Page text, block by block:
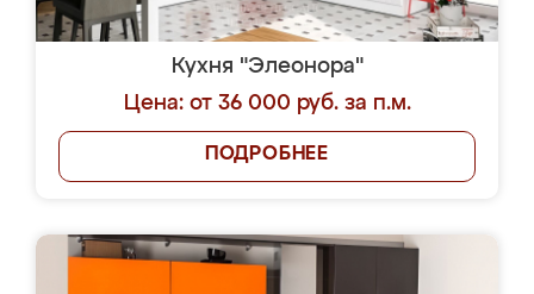
Кухня "Элеонора"
Цена: от 36 000 руб. за п.м.
ПОДРОБНЕЕ